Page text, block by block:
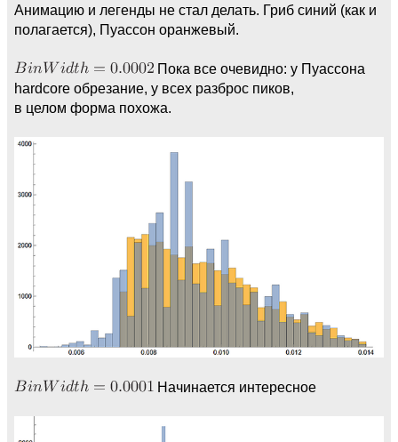
Анимацию и легенды не стал делать. Гриб синий (как и
полагается), Пуассон оранжевый.
Пока все очевидно: у Пуассона
hardcore обрезание, у всех разброс пиков,
в целом форма похожа.
Начинается интересное